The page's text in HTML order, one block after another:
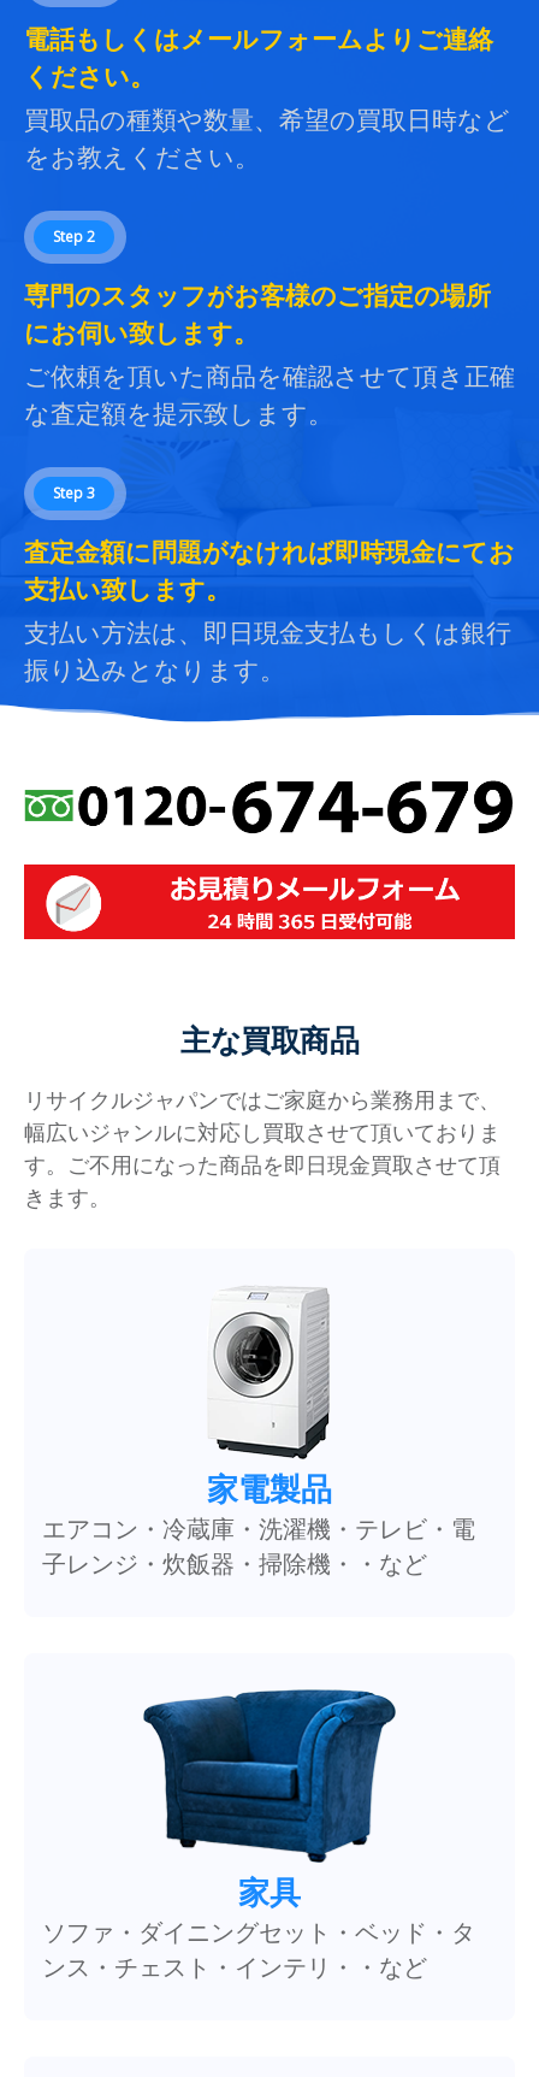
電話もしくはメールフォームよりご連絡
ください。
買取品の種類や数量、希望の買取日時など
をお教えください。
Step 2
専門のスタッフがお客様のご指定の場所
にお伺い致します。
ご依頼を頂いた商品を確認させて頂き正確
な査定額を提示致します。
Step 3
査定金額に問題がなければ即時現金にてお
支払い致します。
支払い方法は、即日現金支払もしくは銀行
振り込みとなります。
主な買取商品
リサイクルジャパンではご家庭から業務用まで、
幅広いジャンルに対応し買取させて頂いておりま
す。ご不用になった商品を即日現金買取させて頂
きます。
家電製品
エアコン・冷蔵庫・洗濯機・テレビ・電
子レンジ・炊飯器・掃除機・・など
家具
ソファ・ダイニングセット・ベッド・タ
ンス・チェスト・インテリ・・など